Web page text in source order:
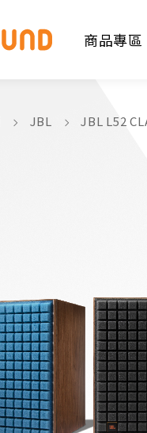
商品專區
JBL JBL L52